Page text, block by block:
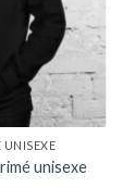
UNISEXE
unisexe